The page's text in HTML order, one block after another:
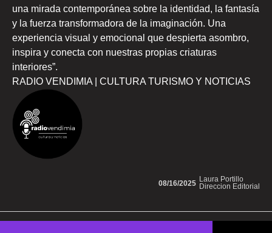
una mirada contemporánea sobre la identidad, la fantasía
y la fuerza transformadora de la imaginación. Una
experiencia visual y emocional que despierta asombro,
inspira y conecta con nuestras propias criaturas
interiores”.
RADIO VENDIMIA | CULTURA TURISMO Y NOTICIAS
Laura Portillo
Direccion Editorial
08/16/2025